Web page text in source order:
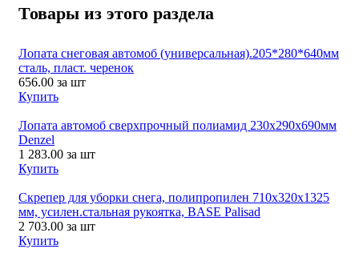
Товары из этого раздела
Лопата снеговая автомоб (универсальная).205*280*640мм
сталь, пласт. черенок
656.00 за шт
Купить
Лопата автомоб сверхпрочный полиамид 230х290х690мм
Denzel
1 283.00 за шт
Купить
Скрепер для уборки снега, полипропилен 710х320х1325
мм, усилен.стальная рукоятка, BASE Palisad
2 703.00 за шт
Купить